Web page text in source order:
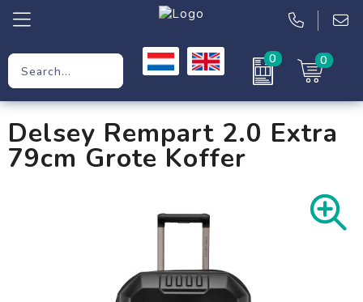
0 0
Workwear
Clothing
Delsey Rempart 2.0 Extra
79cm Grote Koffer